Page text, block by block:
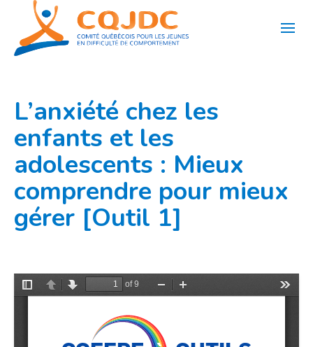
contenu
L’anxiété chez les
enfants et les
adolescents : Mieux
comprendre pour mieux
gérer [Outil 1]